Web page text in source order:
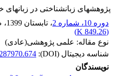
پژوهشهای زبانشناختی در زبانهای
دوره 10، شماره 2
، تابستان 1399 ،
(
849.26 K
)
نوع مقاله: علمی پژوهشی(عادی)
شناسه دیجیتال (DOI):
نویسندگان